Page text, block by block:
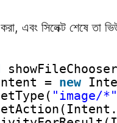
এবং সিলেক্ট শেষে তা
= new
"image/*"